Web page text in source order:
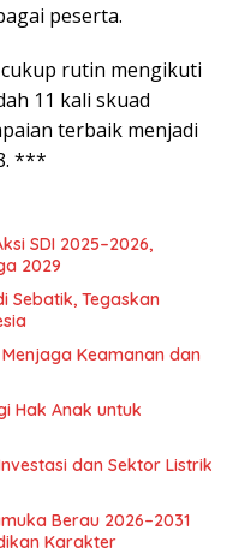
peserta.
rutin mengikuti
11 kali skuad
terbaik menjadi
***
SDI 2025–2026,
2029
Sebatik, Tegaskan
Keamanan dan
Hak Anak untuk
dan Sektor Listrik
Berau 2026–2031
Karakter